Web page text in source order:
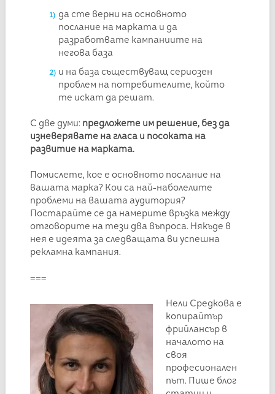
да сте верни на основното
послание на марката и да
разработвате кампаниите на
негова база
и на база съществуващ сериозен
проблем на потребителите, който
те искат да решат.
С две думи: предложете им решение, без да
изневерявате на гласа и посоката на
развитие на марката.
Помислете, кое е основното послание на
вашата марка? Кои са най-наболелите
проблеми на вашата аудитория?
Постарайте се да намерите връзка между
отговорите на тези два въпроса. Някъде в
нея е идеята за следващата ви успешна
рекламна кампания.
===
Нели Средкова е
копирайтър
фрийлансър в
началото на
своя
професионален
път. Пише блог